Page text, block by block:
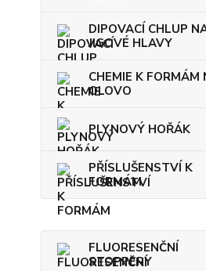
DIPOVACÍ CHLUP
JIGOVÉ HLAVY
CHEMIE K FORMÁM
OLOVO
PLYNOVÝ HOŘÁK
PŘÍSLUŠENSTVÍ K
FORMÁM
FLUORESENČNÍ
STOPPERY